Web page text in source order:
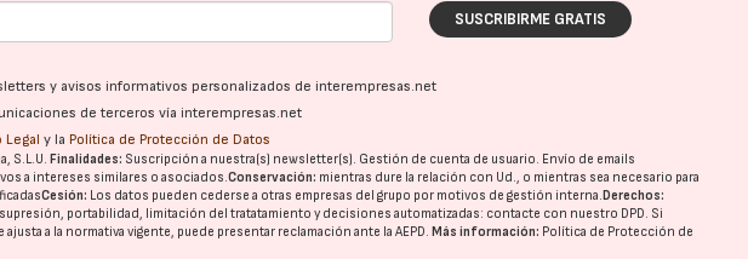
SUSCRIBIRME GRATIS
y avisos informativos personalizados de interempresas.net
de terceros vía interempresas.net
Legal y la Política de Protección de Datos
S.L.U.Finalidades: Suscripción a nuestra(s) newsletter(s). Gestión de cuenta de usuario. Envío de emails
a intereses similares o asociados.Conservación: mientras dure la relación con Ud., o mientras sea necesario para
Cesión: Los datos pueden cederse a otras empresas del grupo por motivos de gestión interna.Derechos:
portabilidad, limitación del tratatamiento y decisiones automatizadas: contacte con nuestro DPD. Si
a la normativa vigente, puede presentar reclamación ante laAEPD.Más información: Política de Protección de